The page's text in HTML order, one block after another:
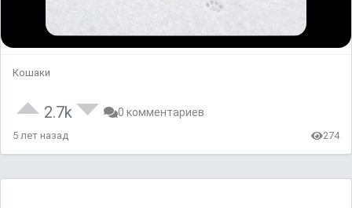
Кошаки
2.7k 0 комментариев
5 лет назад 274